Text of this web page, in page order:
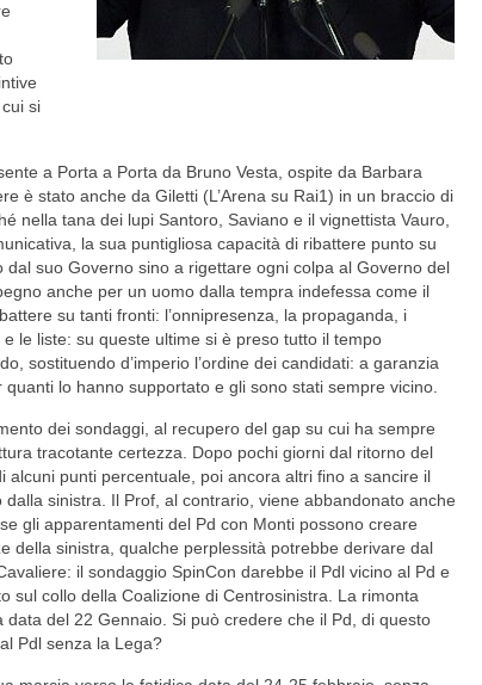
si
a Porta a Porta da Bruno Vesta, ospite da Barbara
è stato anche da Giletti (L’Arena su Rai1) in un braccio di
nella tana dei lupi Santoro, Saviano e il vignettista Vauro,
la sua puntigliosa capacità di ribattere punto su
suo Governo sino a rigettare ogni colpa al Governo del
anche per un uomo dalla tempra indefessa come il
su tanti fronti: l’onnipresenza, la propaganda, i
le liste: su queste ultime si è preso tutto il tempo
sostituendo d’imperio l’ordine dei candidati: a garanzia
lo hanno supportato e gli sono stati sempre vicino.
dei sondaggi, al recupero del gap su cui ha sempre
tracotante certezza. Dopo pochi giorni dal ritorno del
alcuni punti percentuale, poi ancora altri fino a sancire il
sinistra. Il Prof, al contrario, viene abbandonato anche
gli apparentamenti del Pd con Monti possono creare
della sinistra, qualche perplessità potrebbe derivare dal
il sondaggio SpinCon darebbe il Pdl vicino al Pd e
sul collo della Coalizione di Centrosinistra. La rimonta
del 22 Gennaio. Si può credere che il Pd, di questo
Pdl senza la Lega?